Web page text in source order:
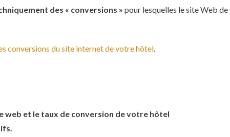
des « conversions » pour lesquelles le site Web
conversions du site internet de votre hôtel.
web et le taux de conversion de votre hôtel